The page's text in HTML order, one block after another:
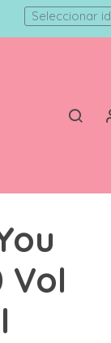
Seleccionar
Vol